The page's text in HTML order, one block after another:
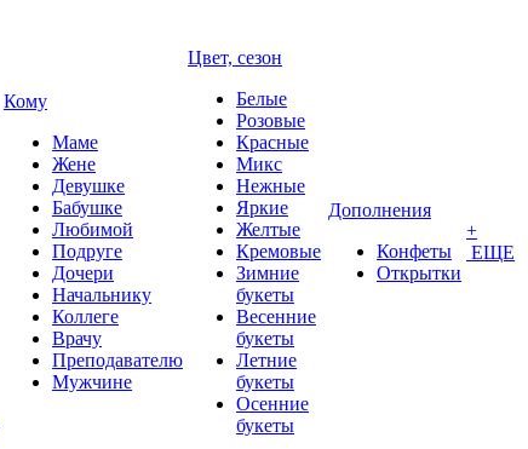
Кому
Маме
Жене
Девушке
Бабушке
Любимой
Подруге
Дочери
Начальнику
Коллеге
Врачу
Преподавателю
Мужчине
Цвет, сезон
Белые
Розовые
Красные
Микс
Нежные
Яркие
Желтые
Кремовые
Зимние
букеты
Весенние
букеты
Летние
букеты
Осенние
букеты
Дополнения
Конфеты
Открытки
+
ЕЩЕ